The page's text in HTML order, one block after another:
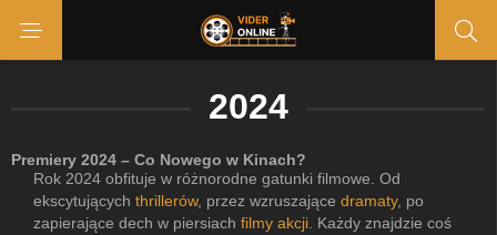
2024
Premiery 2024 – Co Nowego w Kinach?
Rok 2024 obfituje w różnorodne gatunki filmowe. Od
ekscytujących thrillerów, przez wzruszające dramaty, po
zapierające dech w piersiach filmy akcji . Każdy znajdzie coś